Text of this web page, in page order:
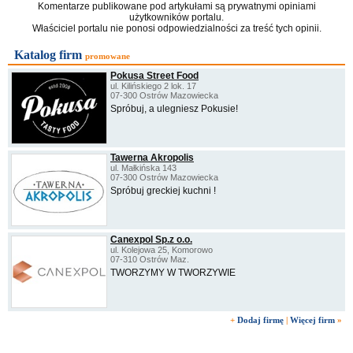
Komentarze publikowane pod artykułami są prywatnymi opiniami
użytkowników portalu.
Właściciel portalu nie ponosi odpowiedzialności za treść tych opinii.
Katalog firm promowane
Pokusa Street Food
ul. Kilińskiego 2 lok. 17
07-300 Ostrów Mazowiecka
Spróbuj, a ulegniesz Pokusie!
Tawerna Akropolis
ul. Małkińska 143
07-300 Ostrów Mazowiecka
Spróbuj greckiej kuchni !
Canexpol Sp.z o.o.
ul. Kolejowa 25, Komorowo
07-310 Ostrów Maz.
TWORZYMY W TWORZYWIE
+ Dodaj firmę | Więcej firm »